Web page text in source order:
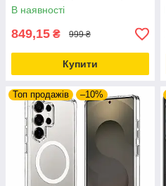
В наявності
849,15 ₴ 999 ₴
Купити
Топ продажів –10%